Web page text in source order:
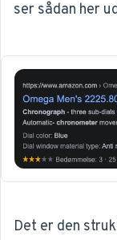
ser sådan her
Det er den